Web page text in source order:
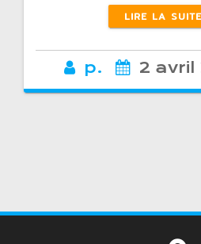
LIRE LA SUITE
p. 2 avril